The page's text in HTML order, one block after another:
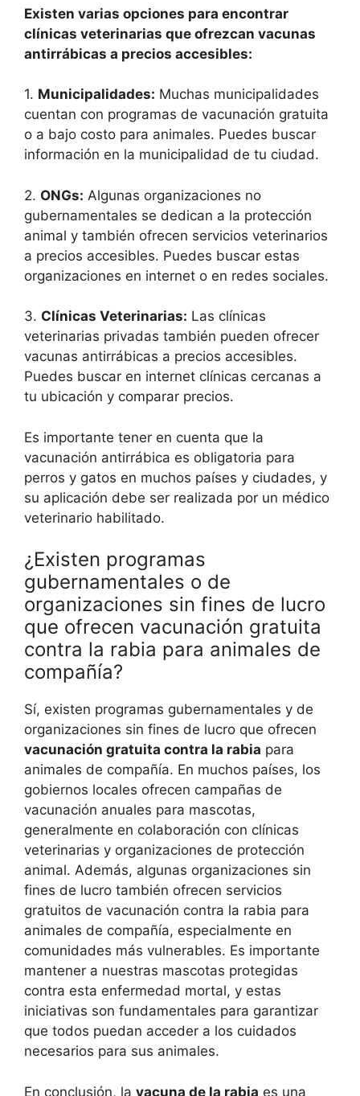
Existen varias opciones para encontrar
clínicas veterinarias que ofrezcan vacunas
antirrábicas a precios accesibles:
1. Municipalidades: Muchas municipalidades
cuentan con programas de vacunación gratuita
o a bajo costo para animales. Puedes buscar
información en la municipalidad de tu ciudad.
2. ONGs: Algunas organizaciones no
gubernamentales se dedican a la protección
animal y también ofrecen servicios veterinarios
a precios accesibles. Puedes buscar estas
organizaciones en internet o en redes sociales.
3. Clínicas Veterinarias: Las clínicas
veterinarias privadas también pueden ofrecer
vacunas antirrábicas a precios accesibles.
Puedes buscar en internet clínicas cercanas a
tu ubicación y comparar precios.
Es importante tener en cuenta que la
vacunación antirrábica es obligatoria para
perros y gatos en muchos países y ciudades, y
su aplicación debe ser realizada por un médico
veterinario habilitado.
¿Existen programas
gubernamentales o de
organizaciones sin fines de lucro
que ofrecen vacunación gratuita
contra la rabia para animales de
compañía?
Sí, existen programas gubernamentales y de
organizaciones sin fines de lucro que ofrecen
vacunación gratuita contra la rabia para
animales de compañía. En muchos países, los
gobiernos locales ofrecen campañas de
vacunación anuales para mascotas,
generalmente en colaboración con clínicas
veterinarias y organizaciones de protección
animal. Además, algunas organizaciones sin
fines de lucro también ofrecen servicios
gratuitos de vacunación contra la rabia para
animales de compañía, especialmente en
comunidades más vulnerables. Es importante
mantener a nuestras mascotas protegidas
contra esta enfermedad mortal, y estas
iniciativas son fundamentales para garantizar
que todos puedan acceder a los cuidados
necesarios para sus animales.
En conclusión, la vacuna de la rabia es una